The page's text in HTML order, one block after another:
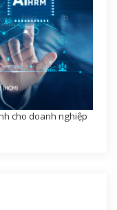
cho doanh nghiệp